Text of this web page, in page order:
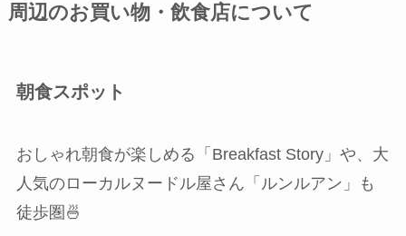
周辺のお買い物・飲食店について
朝食スポット
おしゃれ朝食が楽しめる「Breakfast Story」や、大
人気のローカルヌードル屋さん「ルンルアン」も
徒歩圏🍜